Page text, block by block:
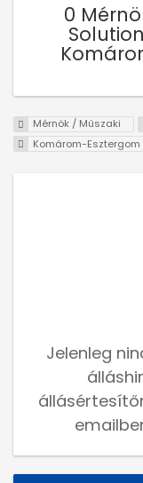
0
Mérnök / Műszaki
Komárom-
Jelenleg